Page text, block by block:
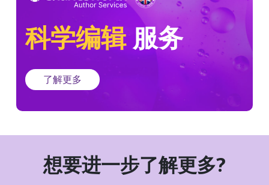
科学编辑服务
了解更多
想要进一步了解更多?